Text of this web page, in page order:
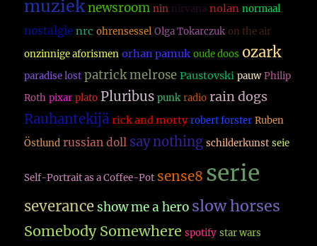
muzieknewsroom nin nirvana nolan normaal
nostalgie nrc ohrensessel Olga Tokarczuk on the air
onzinnige aforismen orhan pamuk oude doos ozark
paradise lost patrick melrose Paustovski pauw Philip
Roth pixar plato Pluribus punk radio rain dogs
Rauhantekijä rick and morty robert forster Ruben
Östlund russian doll say nothing schilderkunst seie
Self-Portrait as a Coffee-Pot sense8 serie
severance show me a hero slow horses
Somebody Somewhere spotify star wars